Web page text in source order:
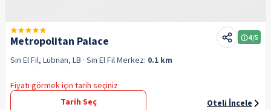
Metropolitan Palace 4/5
Sin El Fil, Lübnan, LB · Sin El FilMerkez: 0.1 km
Fiyatı görmek için tarih seçiniz
Tarih Seç
Oteli İncele